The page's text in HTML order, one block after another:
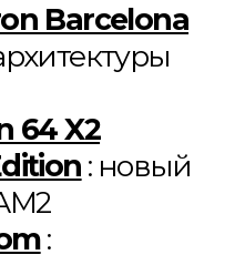
Barcelona
64 X2
: новый
: